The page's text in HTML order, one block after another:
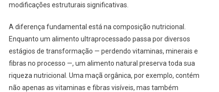
modificações estruturais significativas.
A diferença fundamental está na composição nutricional.
Enquanto um alimento ultraprocessado passa por diversos
estágios de transformação — perdendo vitaminas, minerais e
fibras no processo —, um alimento natural preserva toda sua
riqueza nutricional. Uma maçã orgânica, por exemplo, contém
não apenas as vitaminas e fibras visíveis, mas também